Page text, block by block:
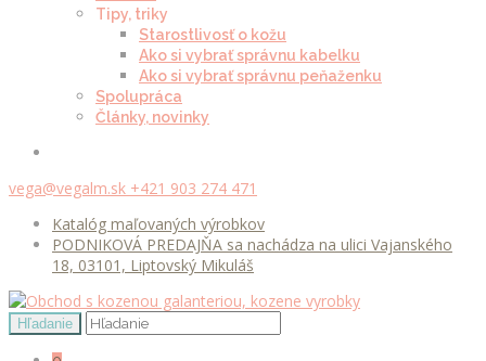
Tipy, triky
Starostlivosť o kožu
Ako si vybrať správnu kabelku
Ako si vybrať správnu peňaženku
Spolupráca
Články, novinky
vega@vegalm.sk +421 903 274 471
Katalóg maľovaných výrobkov
PODNIKOVÁ PREDAJŇA sa nachádza na ulici Vajanského
18, 03101, Liptovský Mikuláš